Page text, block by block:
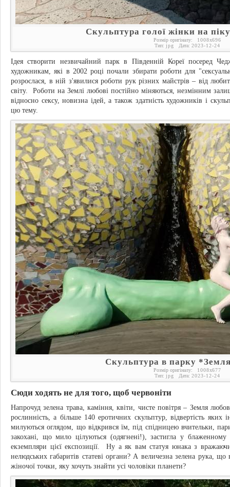
Скульптура голої жінки на
Розмір оригіналу: 1008x696
Тип: jpg Дата: 2023-12-24
Ідея створити незвичайний парк в Південній Кореї посеред
художникам, які в 2002 році почали збирати роботи для
розрослася, в ній з'явилися роботи рук різних майстрів – від
світу. Роботи на Землі любові постійно міняються, незмінним
відносно сексу, новизна ідей, а також здатність художників і
цю тему.
Скульптура в парку
Розмір оригіналу: 1008x677
Тип: jpg Дата: 2023-12-24
Сюди ходять не для того, щоб червоніти
Напрочуд зелена трава, каміння, квіти, чисте повітря – Земля
рослинність, а більше 140 еротичних скульптур, відвертість
милуються оглядом, що відкрився їм, під спідницею вчительки,
закохані, що мило цілуються (одягнені!), застигла у
екземпляри цієї експозиції. Ну а як вам статуя юнака з
нелюдських габаритів статеві органи? А величезна зелена рука, що
жіночої точки, яку хочуть знайти усі чоловіки планети?